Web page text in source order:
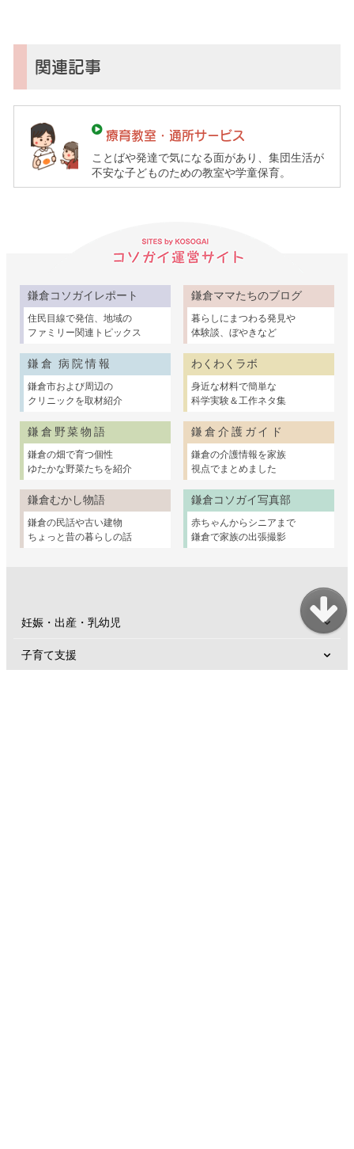
倉
て
ド）
関連記事
療育教室・通所サービス
ことばや発達で気になる面があり、集団生活が
不安な子どものための教室や学童保育。
鎌倉コソガイレポート
住民目線で発信、地域の
ファミリー関連トピックス
鎌倉ママたちのブログ
暮らしにまつわる発見や
体験談、ぼやきなど
鎌倉 病院情報
鎌倉市および周辺の
クリニックを取材紹介
わくわくラボ
身近な材料で簡単な
科学実験＆工作ネタ集
鎌倉野菜物語
鎌倉の畑で育つ個性
ゆたかな野菜たちを紹介
鎌倉介護ガイド
鎌倉の介護情報を家族
視点でまとめました
鎌倉むかし物語
鎌倉の民話や古い建物
ちょっと昔の暮らしの話
鎌倉コソガイ写真部
赤ちゃんからシニアまで
鎌倉で家族の出張撮影
妊娠・出産・乳幼児
子育て支援